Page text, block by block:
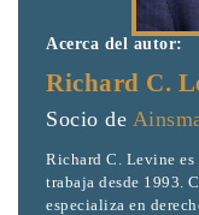
Acerca del autor:
Richard C.
Socio de
Richard C. Levine
trabaja desde 1993.
especializa en